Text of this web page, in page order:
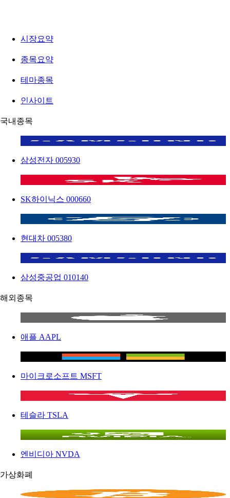
시장요약
종목요약
테마종목
인사이트
국내종목
삼성전자 005930
SK하이닉스 000660
현대차 005380
삼성중공업 010140
해외종목
애플 AAPL
마이크로소프트 MSFT
테슬라 TSLA
엔비디아 NVDA
가상화폐